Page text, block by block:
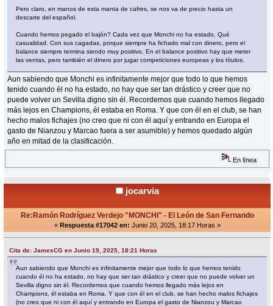
Pero claro, en manos de esta manta de cafres, se nos va de precio hasta un
descarte del español.
Cuando hemos pegado el bajón? Cada vez que Monchi no ha estado. Qué
casualidad. Con sus cagadas, porque siempre ha fichado mal con dinero, pero el
balance siempre termina siendo muy positivo. En el balance positivo hay que meter
las ventas, pero también el dinero por jugar competiciones europeas y los títulos.
Aun sabiendo que Monchi es infinitamente mejor que todo lo que hemos
tenido cuando él no ha estado, no hay que ser tan drástico y creer que no
puede volver un Sevilla digno sin él. Recordemos que cuando hemos llegado
más lejos en Champions, él estaba en Roma. Y que con él en el club, se han
hecho malos fichajes (no creo que ni con él aquí y entrando en Europa el
gasto de Nianzou y Marcao fuera a ser asumible) y hemos quedado algún
año en mitad de la clasificación.
En línea
jocarvia
Re:Ramón Rodríguez Verdejo "MONCHI" - El León de San Fernando
« Respuesta #17042 en: Junio 20, 2025, 18:17 Horas »
Cita de: JamesCG en Junio 19, 2025, 18:21 Horas
Aun sabiendo que Monchi es infinitamente mejor que todo lo que hemos tenido
cuando él no ha estado, no hay que ser tan drástico y creer que no puede volver un
Sevilla digno sin él. Recordemos que cuando hemos llegado más lejos en
Champions, él estaba en Roma. Y que con él en el club, se han hecho malos fichajes
(no creo que ni con él aquí y entrando en Europa el gasto de Nianzou y Marcao